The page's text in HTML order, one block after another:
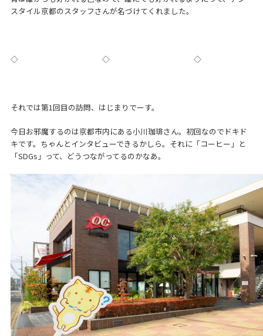
スタイル京都のスタッフさんが名づけてくれました。
◇ ◇ ◇
それでは第1回目の訪問、はじまりでーす。
今日お邪魔するのは京都市内にある小川珈琲さん。初回なのでドキド
キです。ちゃんとインタビューできるかしら。それに「コーヒー」と
「SDGs」って、どうつながってるのかなあ。